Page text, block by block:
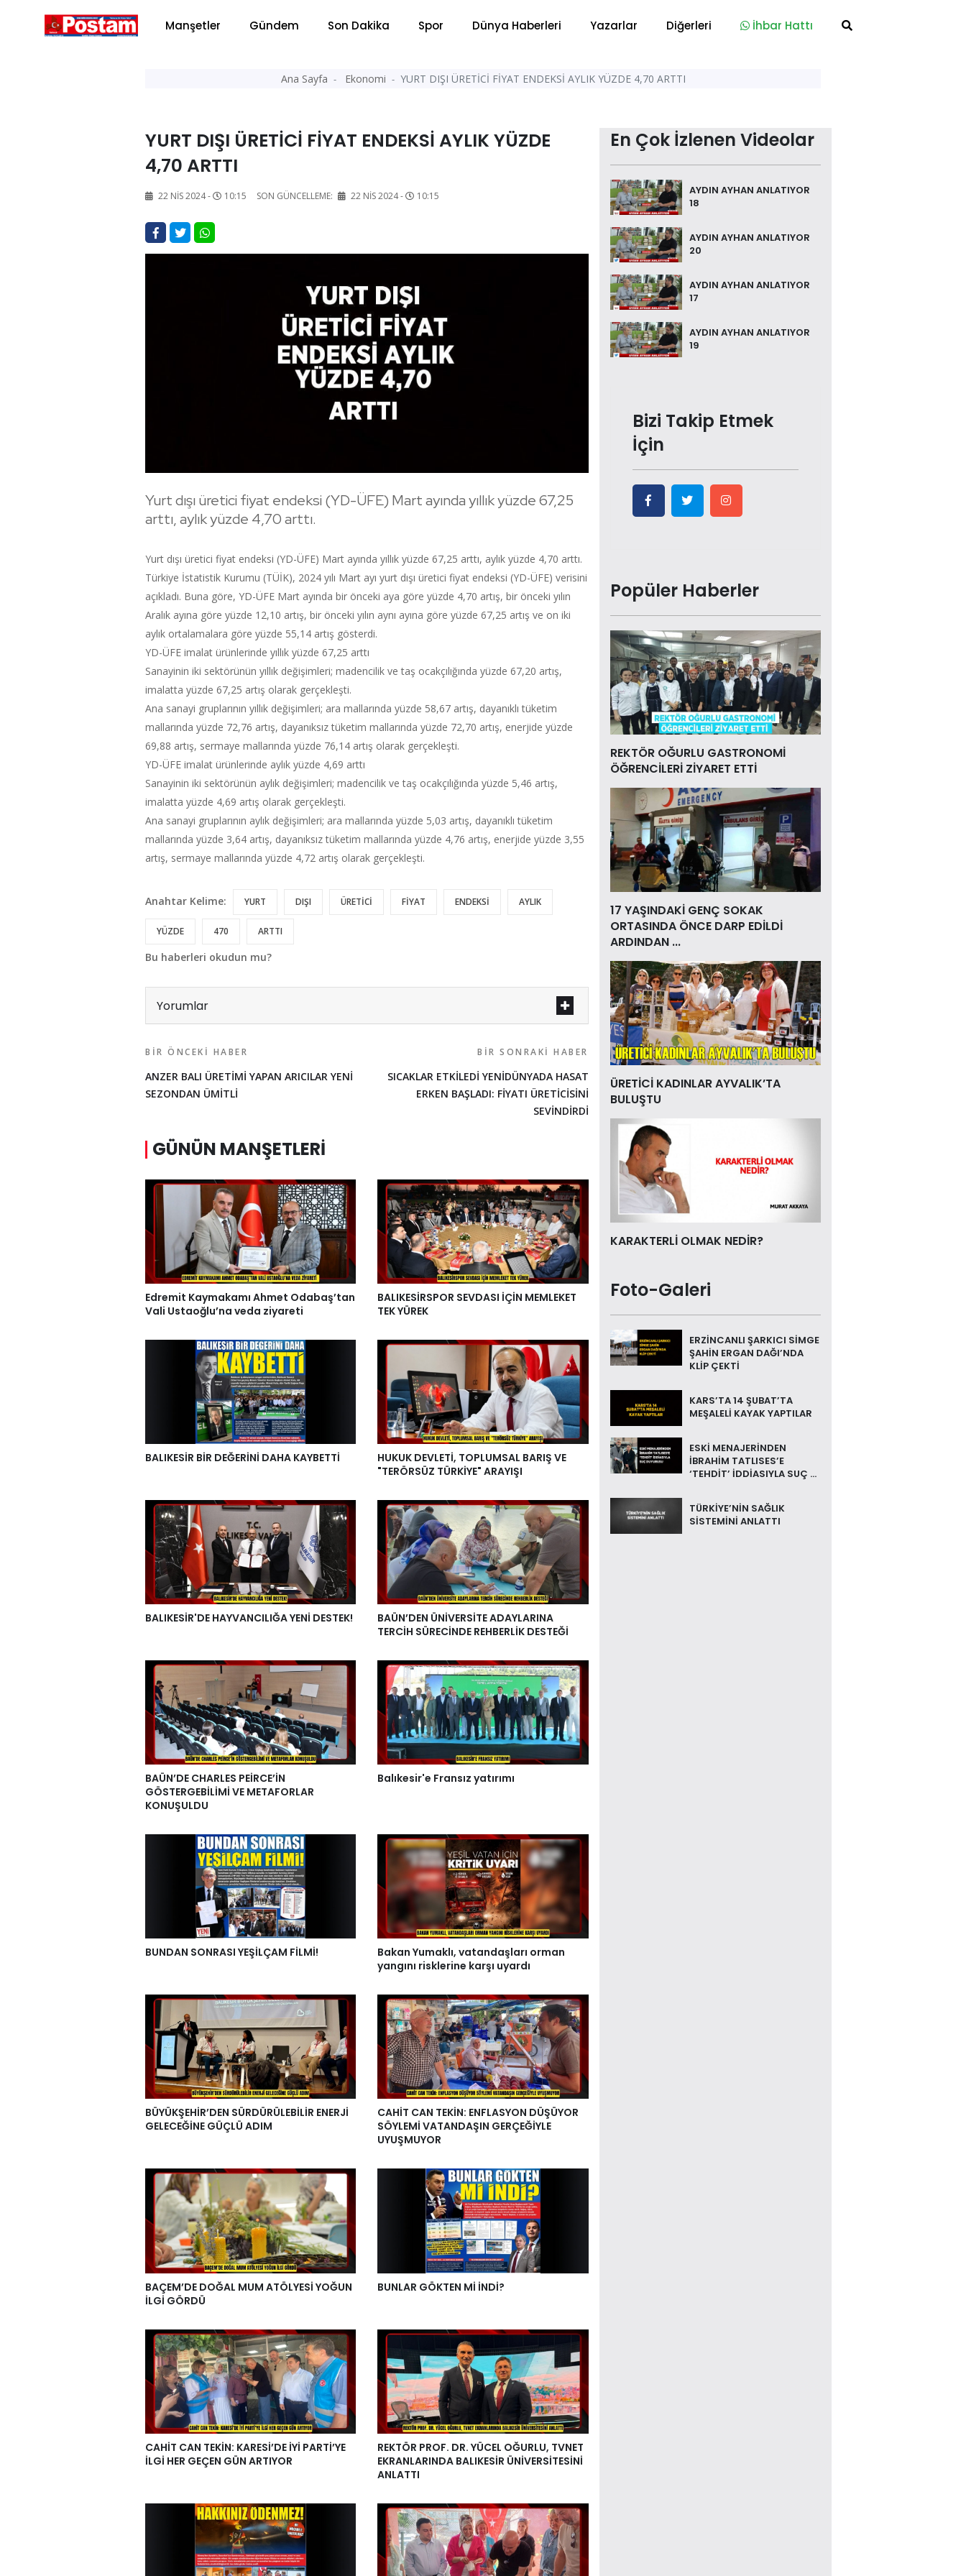
Manşetler Gündem Son Dakika Spor Dünya Haberleri Yazarlar Diğerleri İhbar Hattı
Ana Sayfa Ekonomi YURT DIŞI ÜRETİCİ FİYAT ENDEKSİ AYLIK YÜZDE 4,70 ARTTI
YURT DIŞI ÜRETİCİ FİYAT ENDEKSİ AYLIK YÜZDE
4,70 ARTTI
22 NIS 2024 - 10:15 SON GÜNCELLEME: 22 NIS 2024 - 10:15
Yurt dışı üretici fiyat endeksi (YD-ÜFE) Mart ayında yıllık yüzde 67,25
arttı, aylık yüzde 4,70 arttı.
Yurt dışı üretici fiyat endeksi (YD-ÜFE) Mart ayında yıllık yüzde 67,25 arttı, aylık yüzde 4,70 arttı.
Türkiye İstatistik Kurumu (TÜİK), 2024 yılı Mart ayı yurt dışı üretici fiyat endeksi (YD-ÜFE) verisini
açıkladı. Buna göre, YD-ÜFE Mart ayında bir önceki aya göre yüzde 4,70 artış, bir önceki yılın
Aralık ayına göre yüzde 12,10 artış, bir önceki yılın aynı ayına göre yüzde 67,25 artış ve on iki
aylık ortalamalara göre yüzde 55,14 artış gösterdi.
YD-ÜFE imalat ürünlerinde yıllık yüzde 67,25 arttı
Sanayinin iki sektörünün yıllık değişimleri; madencilik ve taş ocakçılığında yüzde 67,20 artış,
imalatta yüzde 67,25 artış olarak gerçekleşti.
Ana sanayi gruplarının yıllık değişimleri; ara mallarında yüzde 58,67 artış, dayanıklı tüketim
mallarında yüzde 72,76 artış, dayanıksız tüketim mallarında yüzde 72,70 artış, enerjide yüzde
69,88 artış, sermaye mallarında yüzde 76,14 artış olarak gerçekleşti.
YD-ÜFE imalat ürünlerinde aylık yüzde 4,69 arttı
Sanayinin iki sektörünün aylık değişimleri; madencilik ve taş ocakçılığında yüzde 5,46 artış,
imalatta yüzde 4,69 artış olarak gerçekleşti.
Ana sanayi gruplarının aylık değişimleri; ara mallarında yüzde 5,03 artış, dayanıklı tüketim
mallarında yüzde 3,64 artış, dayanıksız tüketim mallarında yüzde 4,76 artış, enerjide yüzde 3,55
artış, sermaye mallarında yüzde 4,72 artış olarak gerçekleşti.
Anahtar Kelime: YURT DIŞI ÜRETİCİ FİYAT ENDEKSİ AYLIK
YÜZDE 470 ARTTI
Bu haberleri okudun mu?
Yorumlar
BIR ÖNCEKI HABER
ANZER BALI ÜRETİMİ YAPAN ARICILAR YENİ
SEZONDAN ÜMİTLİ
BIR SONRAKI HABER
SICAKLAR ETKİLEDİ YENİDÜNYADA HASAT
ERKEN BAŞLADI: FİYATI ÜRETİCİSİNİ
SEVİNDİRDİ
GÜNÜN MANŞETLERI
Edremit Kaymakamı Ahmet Odabaş’tan
Vali Ustaoğlu’na veda ziyareti
BALIKESİRSPOR SEVDASI İÇİN MEMLEKET
TEK YÜREK
BALIKESİR BİR DEĞERİNİ DAHA KAYBETTİ
HUKUK DEVLETİ, TOPLUMSAL BARIŞ VE
"TERÖRSÜZ TÜRKİYE" ARAYIŞI
BALIKESİR'DE HAYVANCILIĞA YENİ DESTEK!
BAÜN’DEN ÜNİVERSİTE ADAYLARINA
TERCİH SÜRECİNDE REHBERLİK DESTEĞİ
BAÜN’DE CHARLES PEİRCE’İN
GÖSTERGEBİLİMİ VE METAFORLAR
KONUŞULDU
Balıkesir'e Fransız yatırımı
BUNDAN SONRASI YEŞİLÇAM FİLMİ!
Bakan Yumaklı, vatandaşları orman
yangını risklerine karşı uyardı
BÜYÜKŞEHİR’DEN SÜRDÜRÜLEBİLİR ENERJİ
GELECEĞİNE GÜÇLÜ ADIM
CAHİT CAN TEKİN: ENFLASYON DÜŞÜYOR
SÖYLEMİ VATANDAŞIN GERÇEĞİYLE
UYUŞMUYOR
BAÇEM’DE DOĞAL MUM ATÖLYESİ YOĞUN
İLGİ GÖRDÜ
BUNLAR GÖKTEN Mİ İNDİ?
CAHİT CAN TEKİN: KARESİ’DE İYİ PARTİ’YE
İLGİ HER GEÇEN GÜN ARTIYOR
REKTÖR PROF. DR. YÜCEL OĞURLU, TVNET
EKRANLARINDA BALIKESİR ÜNİVERSİTESİNİ
ANLATTI
En Çok İzlenen Videolar
AYDIN AYHAN ANLATIYOR
18
AYDIN AYHAN ANLATIYOR
20
AYDIN AYHAN ANLATIYOR
17
AYDIN AYHAN ANLATIYOR
19
Bizi Takip Etmek
İçin
Popüler Haberler
REKTÖR OĞURLU GASTRONOMİ
ÖĞRENCİLERİ ZİYARET ETTİ
17 YAŞINDAKİ GENÇ SOKAK
ORTASINDA ÖNCE DARP EDİLDİ
ARDINDAN ...
ÜRETİCİ KADINLAR AYVALIK’TA
BULUŞTU
KARAKTERLİ OLMAK NEDİR?
Foto-Galeri
ERZİNCANLI ŞARKICI SİMGE
ŞAHİN ERGAN DAĞI’NDA
KLİP ÇEKTİ
KARS’TA 14 ŞUBAT’TA
MEŞALELİ KAYAK YAPTILAR
ESKİ MENAJERİNDEN
İBRAHİM TATLISES’E
‘TEHDİT’ İDDİASIYLA SUÇ ...
TÜRKİYE’NİN SAĞLIK
SİSTEMİNİ ANLATTI